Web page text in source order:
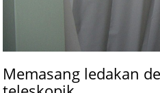
Memasang ledakan